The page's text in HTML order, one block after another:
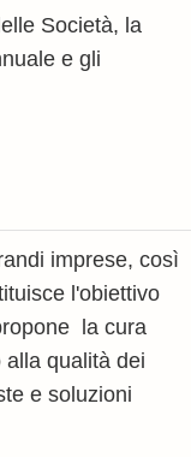
Società, la
e gli
imprese, così
l'obiettivo
la cura
qualità dei
e soluzioni